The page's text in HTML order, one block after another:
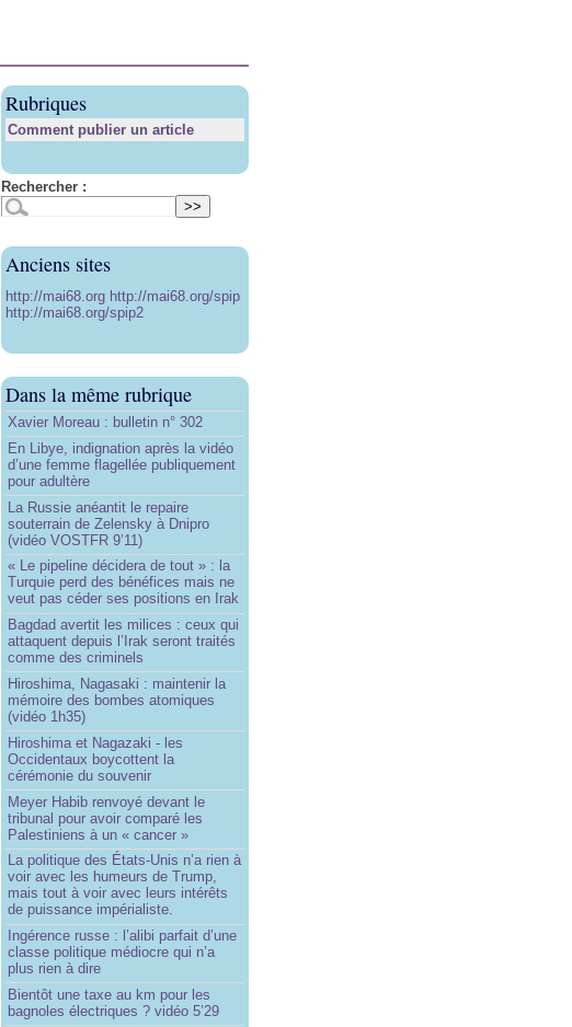
Rubriques
Comment publier un article
Rechercher :
Anciens sites
http://mai68.org http://mai68.org/spip
http://mai68.org/spip2
Dans la même rubrique
Xavier Moreau : bulletin n° 302
En Libye, indignation après la vidéo
d’une femme flagellée publiquement
pour adultère
La Russie anéantit le repaire
souterrain de Zelensky à Dnipro
(vidéo VOSTFR 9’11)
« Le pipeline décidera de tout » : la
Turquie perd des bénéfices mais ne
veut pas céder ses positions en Irak
Bagdad avertit les milices : ceux qui
attaquent depuis l’Irak seront traités
comme des criminels
Hiroshima, Nagasaki : maintenir la
mémoire des bombes atomiques
(vidéo 1h35)
Hiroshima et Nagazaki - les
Occidentaux boycottent la
cérémonie du souvenir
Meyer Habib renvoyé devant le
tribunal pour avoir comparé les
Palestiniens à un « cancer »
La politique des États-Unis n’a rien à
voir avec les humeurs de Trump,
mais tout à voir avec leurs intérêts
de puissance impérialiste.
Ingérence russe : l’alibi parfait d’une
classe politique médiocre qui n’a
plus rien à dire
Bientôt une taxe au km pour les
bagnoles électriques ? vidéo 5’29